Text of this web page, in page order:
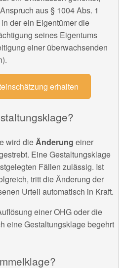
aus § 1004 Abs. 1
der ein Eigentümer die
seines Eigentums
einer überwachsenden
erhalten
wird dieÄnderung einer
Eine Gestaltungsklage
Fällen zulässig. Ist
tritt die Änderung der
Urteil automatisch in Kraft.
einer OHG oder die
eine Gestaltungsklage begehrt